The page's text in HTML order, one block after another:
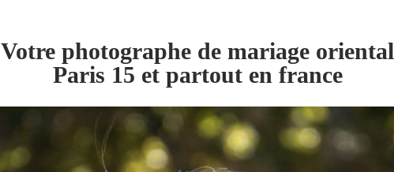
Votre photographe de mariage oriental
Paris 15 et partout en france